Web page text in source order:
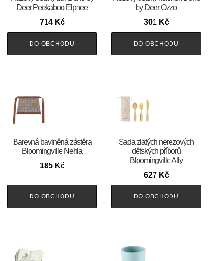
Deer Peekaboo Elphee
714 Kč
DO OBCHODU
by Deer Ozzo
301 Kč
DO OBCHODU
Barevná bavlněná zástěra
Bloomingville Nehla
185 Kč
DO OBCHODU
Sada zlatých nerezových
dětských příborů
Bloomingville Ally
627 Kč
DO OBCHODU